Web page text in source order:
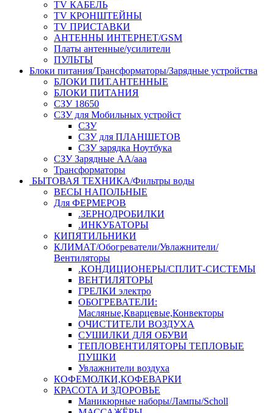
TV КАБЕЛЬ
TV КРОНШТЕЙНЫ
TV ПРИСТАВКИ
АНТЕННЫ ИНТЕРНЕТ/GSM
Платы антенные/усилители
ПУЛЬТЫ
Блоки питания/Трансформаторы/Зарядные устройства
БЛОКИ ПИТ.АНТЕННЫЕ
БЛОКИ ПИТАНИЯ
СЗУ 18650
СЗУ для Мобильных устройст
СЗУ
СЗУ для ПЛАНШЕТОВ
СЗУ зарядка Ноутбука
СЗУ Зарядные АА/ааа
Трансформаторы
БЫТОВАЯ ТЕХНИКА/Фильтры воды
ВЕСЫ НАПОЛЬНЫЕ
Для ФЕРМЕРОВ
.ЗЕРНОДРОБИЛКИ
.ИНКУБАТОРЫ
КИПЯТИЛЬНИКИ
КЛИМАТ/Обогреватели/Увлажнители/
Вентиляторы
.КОНДИЦИОНЕРЫ/СПЛИТ-СИСТЕМЫ
ВЕНТИЛЯТОРЫ
ГРЕЛКИ электро
ОБОГРЕВАТЕЛИ:
Масляные,Кварцевые,Конвекторы
ОЧИСТИТЕЛИ ВОЗДУХА
СУШИЛКИ ДЛЯ ОБУВИ
ТЕПЛОВЕНТИЛЯТОРЫ ТЕПЛОВЫЕ
ПУШКИ
Увлажнители воздуха
КОФЕМОЛКИ,КОФЕВАРКИ
КРАСОТА И ЗДОРОВЬЕ
Маникюрные наборы/Лампы/Scholl